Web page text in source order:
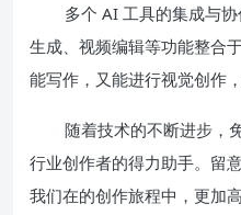
多个 AI 工具的集成与
生成、视频编辑等功能整合
能写作，又能进行视觉创作
随着技术的不断进步，
行业创作者的得力助手。留
我们在的创作旅程中，更加